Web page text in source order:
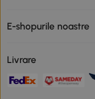
E-shopurile noastre
Livrare